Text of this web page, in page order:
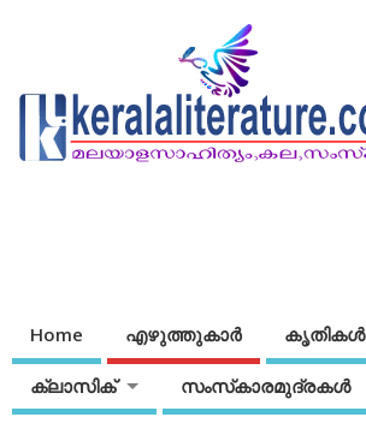
Home എഴുത്തുകാര്‍ കൃതികൾ
ക്ലാസിക് സംസ്‌കാരമുദ്രകള്‍